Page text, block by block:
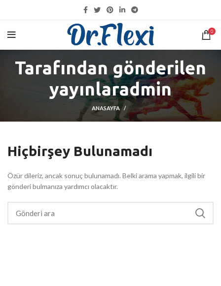
0
Tarafından gönderilen
yayınlaradmin
ANASAYFA
Hiçbirşey Bulunamadı
Özür dileriz, ancak sonuç bulunamadı. Belki arama yapmak, ilgili bir
gönderi bulmanıza yardımcı olacaktır.
KARGO DETAYLARI İÇINTIKLAYINIZ